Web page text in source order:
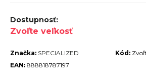
Zvoľte veľkosť
Kód:
Značka: SPECIALIZED
EAN: 888818787197
ú
č
a
m